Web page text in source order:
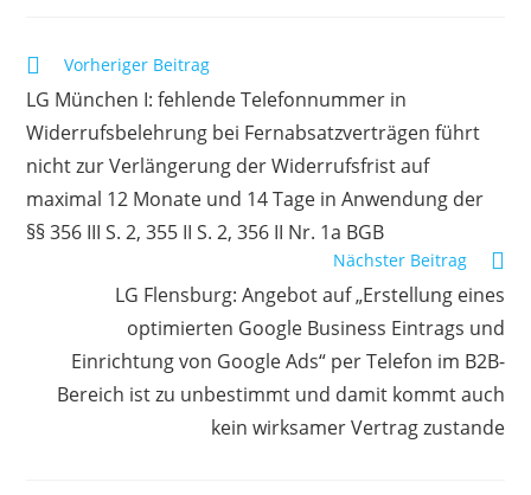
Weitere
ansehen
Vorheriger Beitrag
LG München I: fehlende Telefonnummer in
Widerrufsbelehrung bei Fernabsatzverträgen führt
nicht zur Verlängerung der Widerrufsfrist auf
maximal 12 Monate und 14 Tage in Anwendung der
§§ 356 III S. 2, 355 II S. 2, 356 II Nr. 1a BGB
Nächster Beitrag
LG Flensburg: Angebot auf „Erstellung eines
optimierten Google Business Eintrags und
Einrichtung von Google Ads“ per Telefon im B2B-
Bereich ist zu unbestimmt und damit kommt auch
kein wirksamer Vertrag zustande